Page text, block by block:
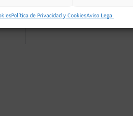
Política de Privacidad y CookiesAviso Legal